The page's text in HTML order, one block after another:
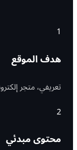
1
هدف الموقع
تعريفي، متجر
2
محتوى مبدئي